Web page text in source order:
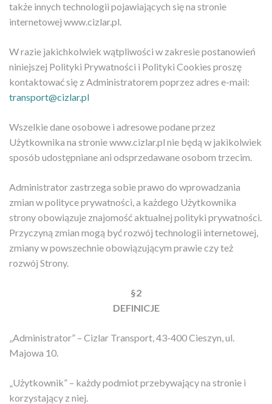
także innych technologii pojawiających się na stronie
internetowej www.cizlar.pl.
W razie jakichkolwiek wątpliwości w zakresie postanowień
niniejszej Polityki Prywatności i Polityki Cookies proszę
kontaktować się z Administratorem poprzez adres e-mail:
transport@cizlar.pl
Wszelkie dane osobowe i adresowe podane przez
Użytkownika na stronie www.cizlar.pl nie będą w jakikolwiek
sposób udostępniane ani odsprzedawane osobom trzecim.
Administrator zastrzega sobie prawo do wprowadzania
zmian w polityce prywatności, a każdego Użytkownika
strony obowiązuje znajomość aktualnej polityki prywatności.
Przyczyną zmian mogą być rozwój technologii internetowej,
zmiany w powszechnie obowiązującym prawie czy też
rozwój Strony.
§2
DEFINICJE
„Administrator” – Cizlar Transport, 43-400 Cieszyn, ul.
Majowa 10.
„Użytkownik” – każdy podmiot przebywający na stronie i
korzystający z niej.